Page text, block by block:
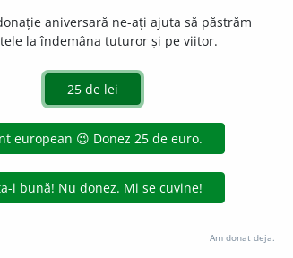
mare, mănos, (înv. s,
(înv.) producăto
(reg.) bănos, (Transilv.) găzdac, (prin
(pop.și depr.) ajuns. (Om ~.)
ar.(O masă ~.) 8.fastuos, grandios,
) sclipitor.(Un alai ~; o nuntă ~.) luxos,
aniversară ne-ați ajuta să păstrăm
la îndemâna tuturor și pe viitor.
Am donat deja.